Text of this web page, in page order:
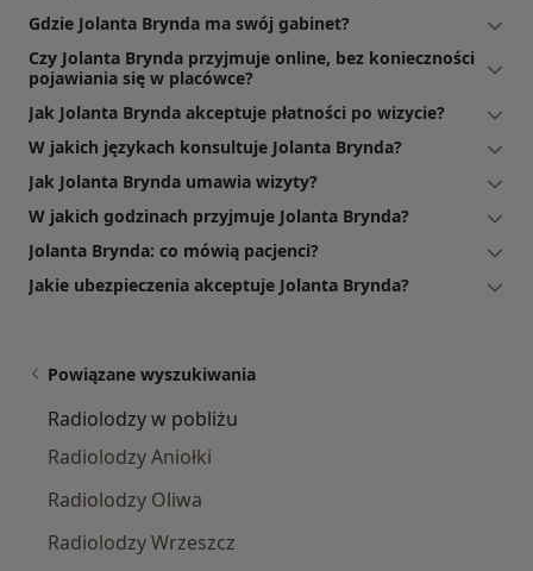
Gdzie Jolanta Brynda ma swój gabinet?
Czy Jolanta Brynda przyjmuje online, bez konieczności
pojawiania się w placówce?
Jak Jolanta Brynda akceptuje płatności po wizycie?
W jakich językach konsultuje Jolanta Brynda?
Jak Jolanta Brynda umawia wizyty?
W jakich godzinach przyjmuje Jolanta Brynda?
Jolanta Brynda: co mówią pacjenci?
Jakie ubezpieczenia akceptuje Jolanta Brynda?
Powiązane wyszukiwania
Radiolodzy w pobliżu
Radiolodzy Aniołki
Radiolodzy Oliwa
Radiolodzy Wrzeszcz